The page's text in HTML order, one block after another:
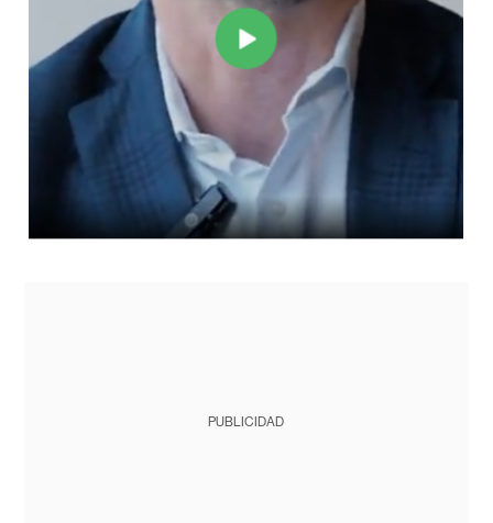
PUBLICIDAD